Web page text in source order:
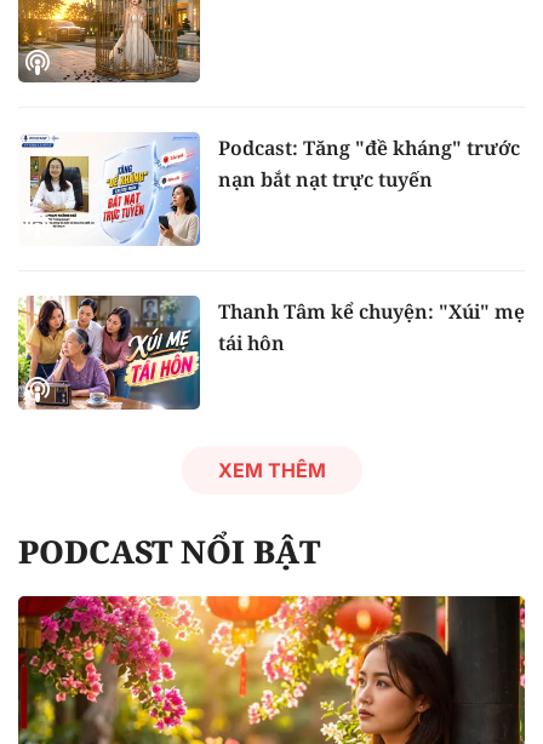
Podcast: Tăng "đề kháng" trước
nạn bắt nạt trực tuyến
Thanh Tâm kể chuyện: "Xúi" mẹ
tái hôn
XEM THÊM
PODCAST NỔI BẬT